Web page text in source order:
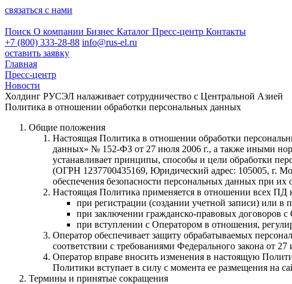
связаться с нами
Поиск О компании Бизнес Каталог Пресс-центр Контакты
+7 (800) 333-28-88 info@rus-el.ru
оставить заявку
Главная
Пресс-центр
Новости
Холдинг РУСЭЛ налаживает сотрудничество с Центральной Азией
Политика в отношении обработки персональных данных
Общие положения
Настоящая Политика в отношении обработки
данных» № 152-ФЗ от 27 июля 2006 г., а также иными
устанавливает принципы, способы и цели обработки
(ОГРН 1237700435169, Юридический адрес: 105005, г.
обеспечения безопасности персональных данных при их
Настоящая Политика применяется в отношении всех ПД
при регистрации (создании учетной записи) или в
при заключении гражданско-правовых договоров
при вступлении с Оператором в отношения,
Оператор обеспечивает защиту обрабатываемых
соответствии с требованиями Федерального закона от
Оператор вправе вносить изменения в настоящую
Политики вступает в силу с момента ее размещения на
Термины и принятые сокращения